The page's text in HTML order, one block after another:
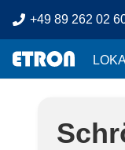
+49 89 262 02